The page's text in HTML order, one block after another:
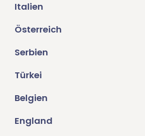
Italien
Österreich
Serbien
Türkei
Belgien
England